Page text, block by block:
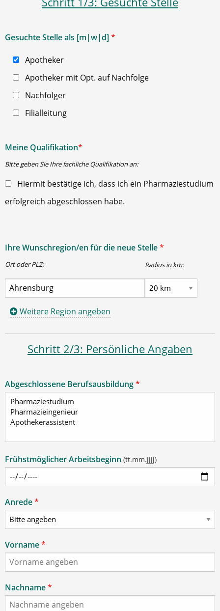
Gesuchte Stelle als [m|w|d] *
Apotheker
Apotheker mit Opt. auf Nachfolge
Nachfolger
Filialleitung
Meine Qualifikation*
Bitte geben Sie Ihre fachliche Qualifikation an:
Hiermit bestätige ich, dass ich ein Pharmaziestudium
erfolgreich abgeschlossen habe.
Ihre Wunschregion/en für die neue Stelle*
Ort oder PLZ: Radius in km:
Weitere Region angeben
Schritt 2/3: Persönliche Angaben
Abgeschlossene Berufsausbildung*
Frühstmöglicher Arbeitsbeginn (tt.mm.jjjj)
Anrede*
Vorname*
Nachname*